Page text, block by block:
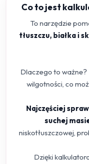
Co to jest
To narzędzie
tłuszczu, białka i
Dlaczego to
wilgotności, co
Najczęściej
suchej
niskotłuszczowej,
Dzięki